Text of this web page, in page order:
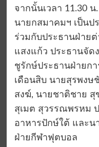
จากนั้นเวลา 11.30
นายกสมาคมฯ เป็นป
ร่วมกับประธานฝ่าย
แสงแก้ว ประธานจัด
ชูรักษ์ประธานฝ่ายก
เดือนสิบ นายสุรพงษ
สงฆ์, นายชาติชาย สุ
สุเมต สุวรรณพรหม
อาหารปักษ์ใต้ และน
ฝ่ายกีฬาฟุตบอล